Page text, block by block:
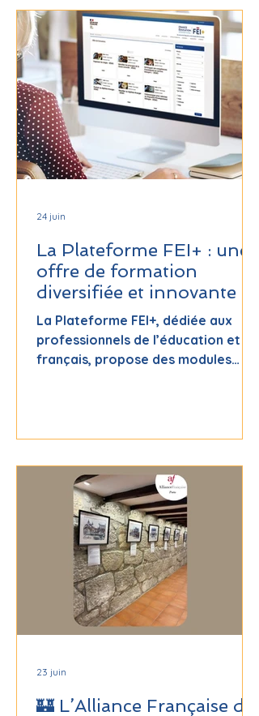
échanges sur la gestion
associative et une édition spéciale
FestiFLAM. Une année à préparer
avec enthousiasme !
La Plateforme FEI+ : une
offre de formation
diversifiée et innovante
La Plateforme FEI+, dédiée aux
professionnels de l’éducation et du
français, propose des modules
français. Avec des formations
et des certifications, elle allie
flexibilité et accompagnement
personnalisé pour monter en
compétences. 💡
24 juin
🏰 L’Alliance Française de
23 juin